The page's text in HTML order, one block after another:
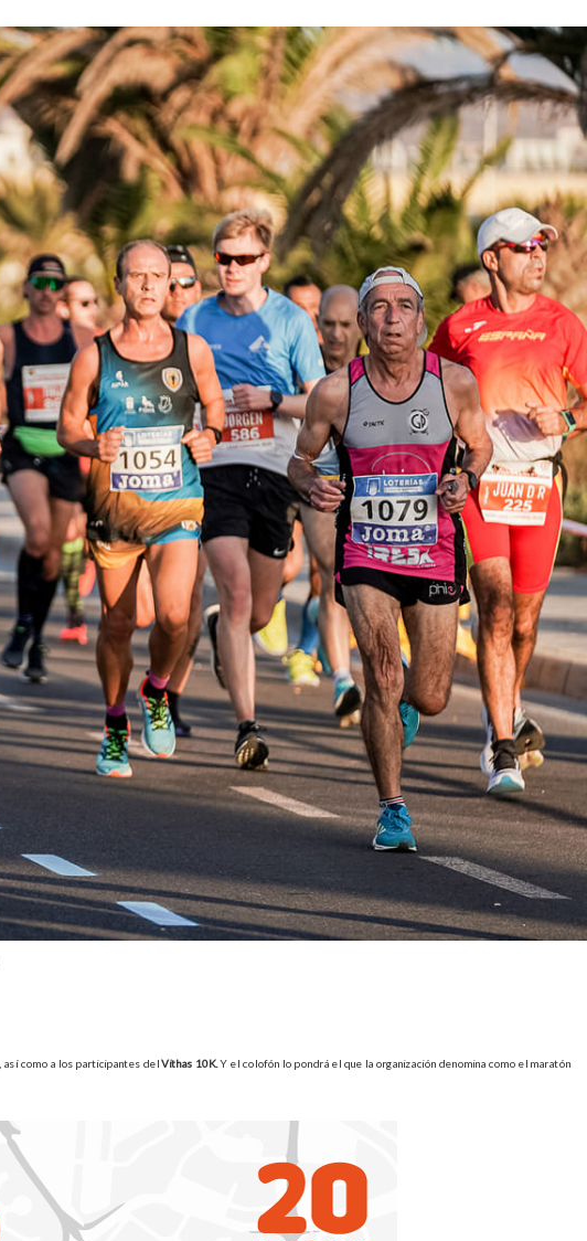
, así como a los participantes delVithas 10K. Y el colofón lo pondrá el que la organización denomina como el maratón